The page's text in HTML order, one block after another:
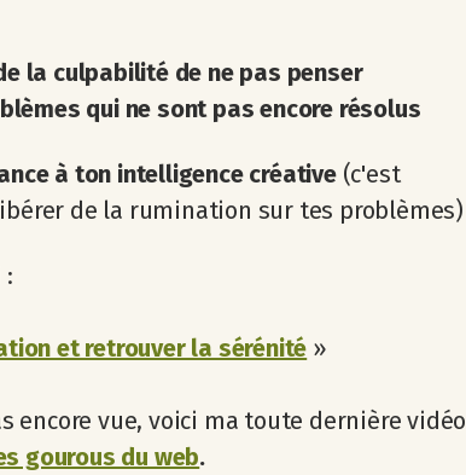
la culpabilité de ne pas penser
qui ne sont pas encore résolus
à ton intelligence créative(c'est
de la rumination sur tes problèmes)
:
et retrouver la sérénité »
encore vue, voici ma toute dernière vidéo
gourous du web.